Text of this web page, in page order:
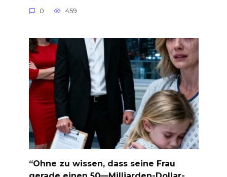
0 459
“Ohne zu wissen, dass seine Frau